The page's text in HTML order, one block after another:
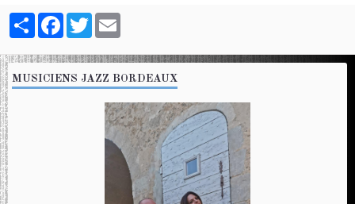
PartagerFacebookTwitter
MUSICIENS JAZZ BORDEAUX